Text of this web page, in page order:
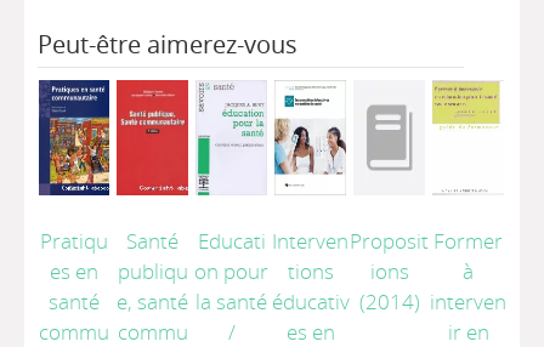
Peut-être aimerez-vous
Pratiqu
es en
santé
commu
Santé
publiqu
e, santé
commu
Educati
on pour
la santé
/
Interven
tions
éducativ
es en
Proposit
ions
(2014)
Former
à
interven
ir en